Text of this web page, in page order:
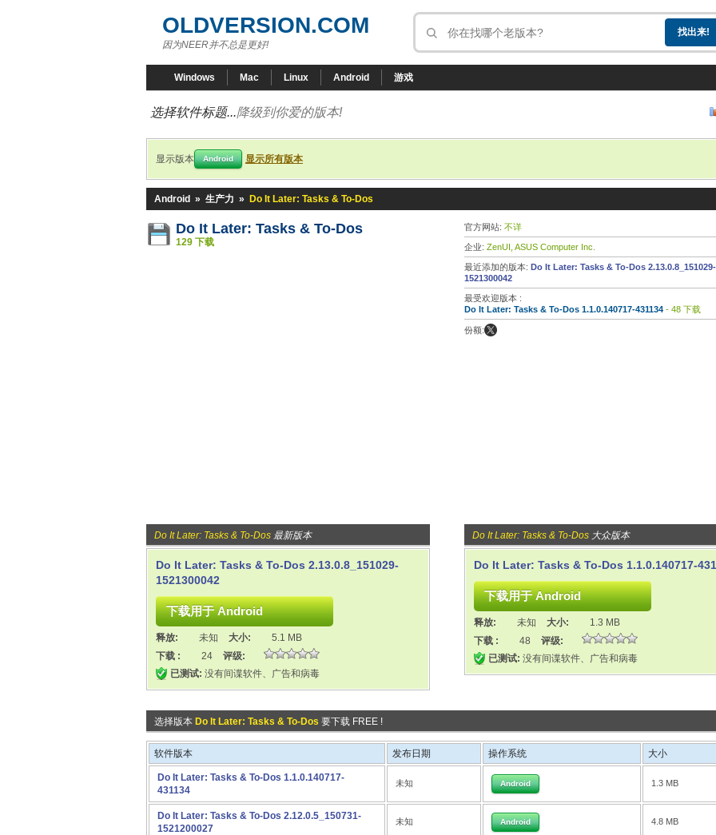
OLDVERSION.COM
因为NEER并不总是更好!
Windows Mac Linux Android 游戏
选择软件标题...降级到你爱的版本!
显示版本 Android 显示所有版本
Android » 生产力 » Do It Later: Tasks & To-Dos
Do It Later: Tasks & To-Dos
129 下载
官方网站: 不详
企业: ZenUI, ASUS Computer Inc.
最近添加的版本: Do It Later: Tasks & To-Dos 2.13.0.8_151029-
1521300042
最受欢迎版本 :
Do It Later: Tasks & To-Dos 1.1.0.140717-431134 - 48 下载
份额:
Do It Later: Tasks & To-Dos 最新版本
Do It Later: Tasks & To-Dos 2.13.0.8_151029-
1521300042
释放: 未知 大小:
5.1 MB
下载 :
24
评级:
已测试: 没有间谍软件、广告和病毒
Do It Later: Tasks & To-Dos 大众版本
Do It Later: Tasks & To-Dos 1.1.0.140717-
释放: 未知 大小:
1.3 MB
下载 :
48
评级:
已测试: 没有间谍软件、广告和病毒
选择版本 Do It Later: Tasks & To-Dos 要下载 FREE !
软件版本 发布日期 操作系统 大小
Do It Later: Tasks & To-Dos 1.1.0.140717-
431134
未知 Android 1.3 MB
Do It Later: Tasks & To-Dos 2.12.0.5_150731-
1521200027
未知 Android 4.8 MB